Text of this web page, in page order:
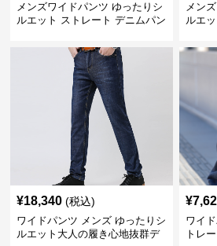
メンズワイドパンツ ゆったりシ
ルエット ストレート デニムパン
メン
ルエ
¥18,340 (税込)
ワイドパンツ メンズ ゆったりシ
ルエット大人の履き心地抜群デ
¥
ワイ
トレ